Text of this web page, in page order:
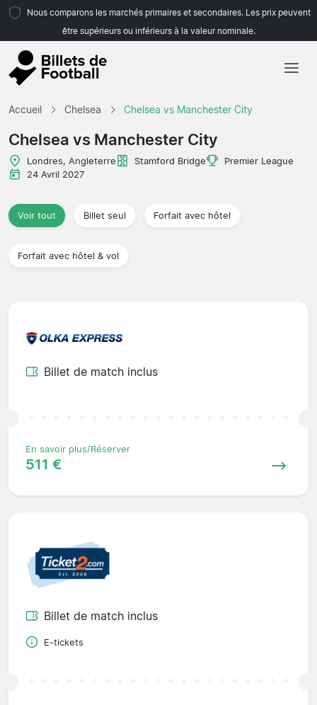
Nous comparons les marchés primaires et secondaires. Les prix peuvent
être supérieurs ou inférieurs à la valeur nominale.
Accueil Chelsea Chelsea vs Manchester City
Chelsea vs Manchester City
Londres, Angleterre Stamford Bridge
Premier League
24 Avril 2027
Voir tout Billet seul Forfait avec hôtel
Forfait avec hôtel & vol
Billet de match inclus
En savoir plus/Réserver
511 €
Billet de match inclus
E-tickets